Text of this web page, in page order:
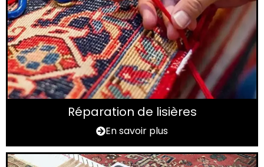
Réparation de lisières
En savoir plus